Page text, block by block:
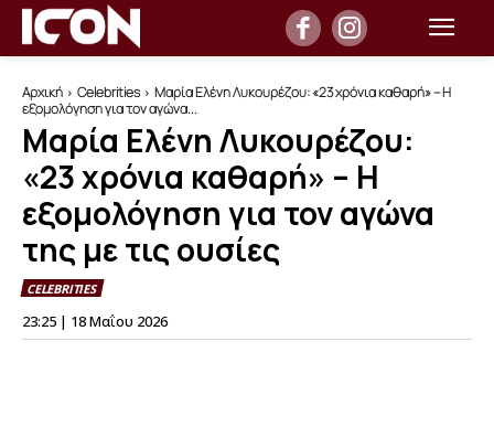
Αρχική Celebrities
Μαρία Ελένη Λυκουρέζου: «23 χρόνια καθαρή» – Η
εξομολόγηση για τον αγώνα...
Μαρία Ελένη Λυκουρέζου:
«23 χρόνια καθαρή» – Η
εξομολόγηση για τον αγώνα
της με τις ουσίες
CELEBRITIES
23:25 | 18 Μαΐου 2026